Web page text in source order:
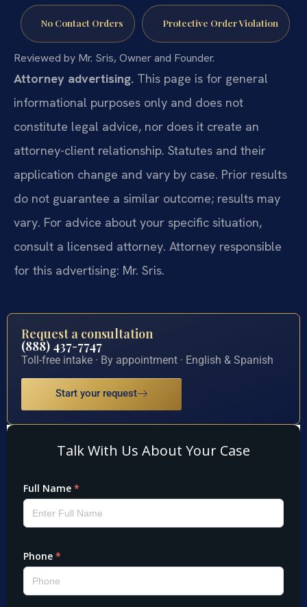
No Contact Orders Protective Order Violation
Reviewed by Mr. Sris, Owner and Founder.
Attorney advertising. This page is for general
informational purposes only and does not
constitute legal advice, nor does it create an
attorney-client relationship. Statutes and their
application change and vary by case. Prior results
do not guarantee a similar outcome; results may
vary. For advice about your specific situation,
consult a licensed attorney. Attorney responsible
for this advertising: Mr. Sris.
Request a consultation
(888) 437-7747
Toll-free intake · By appointment · English & Spanish
Start your request